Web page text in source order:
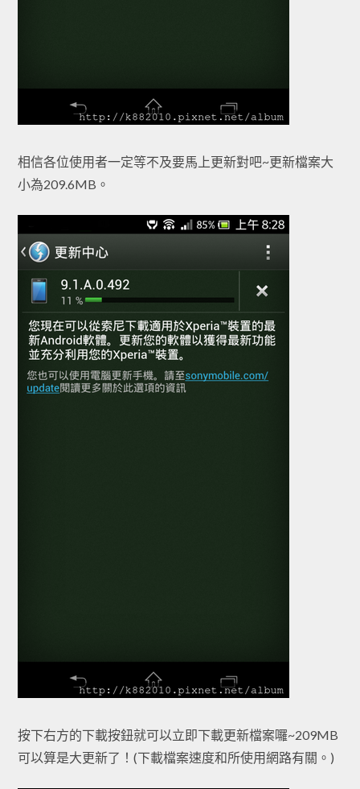
相信各位使用者一定等不及要馬上更新對吧~更新檔案大
小為209.6MB。
按下右方的下載按鈕就可以立即下載更新檔案囉~209MB
可以算是大更新了！(下載檔案速度和所使用網路有關。)